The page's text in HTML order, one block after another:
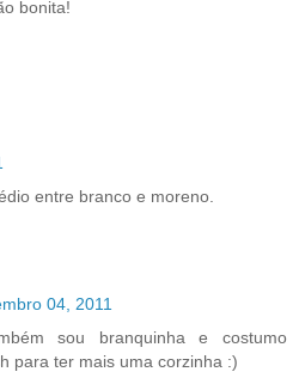
bonita!
entre branco e moreno.
04, 2011
sou branquinha e costumo
para ter mais uma corzinha :)